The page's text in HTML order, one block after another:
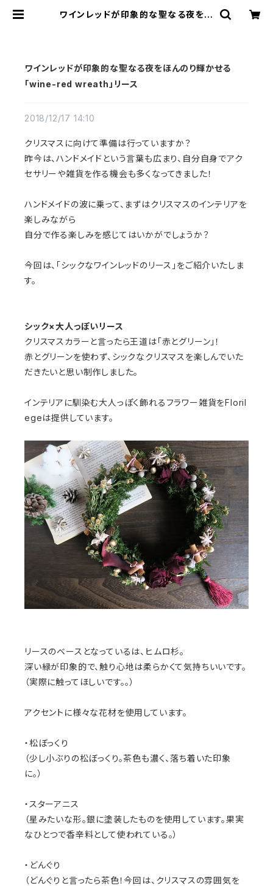
ワインレッドが印象的な聖なる夜をほ
ワインレッドが印象的な聖なる夜をほんのり輝かせる
「wine-red wreath」リース
2018/12/17 14:10
クリスマスに向けて準備は行っていますか？
昨今は、ハンドメイドという言葉も広まり、自分自身でアク
セサリーや雑貨を作る機会も多くなってきました！
ハンドメイドの波に乗って、まずはクリスマスのインテリアを
楽しみながら
自分で作る楽しみを感じてはいかがでしょうか？
今回は、「シックなワインレッドのリース」をご紹介いたしま
す。
シック×大人っぽいリース
クリスマスカラーと言ったら王道は「赤とグリーン」！
赤とグリーンを使わず、シックなクリスマスを楽しんでいた
だきたいと思い制作しました。
インテリアに馴染む大人っぽく飾れるフラワー雑貨をFloril
egeは提供しています。
リースのベースとなっているは、ヒムロ杉。
深い緑が印象的で、触り心地は柔らかくて気持ちいいです。
（実際に触ってほしいです。。）
アクセントに様々な花材を使用しています。
・松ぼっくり
（少し小ぶりの松ぼっくり。茶色も濃く、落ち着いた印象
に。）
・スターアニス
（星みたいな形。銀に塗装したものを使用しています。果実
なひとつで香辛料として使われている。）
・どんぐり
（どんぐりと言ったら茶色！今回は、クリスマスの雰囲気を